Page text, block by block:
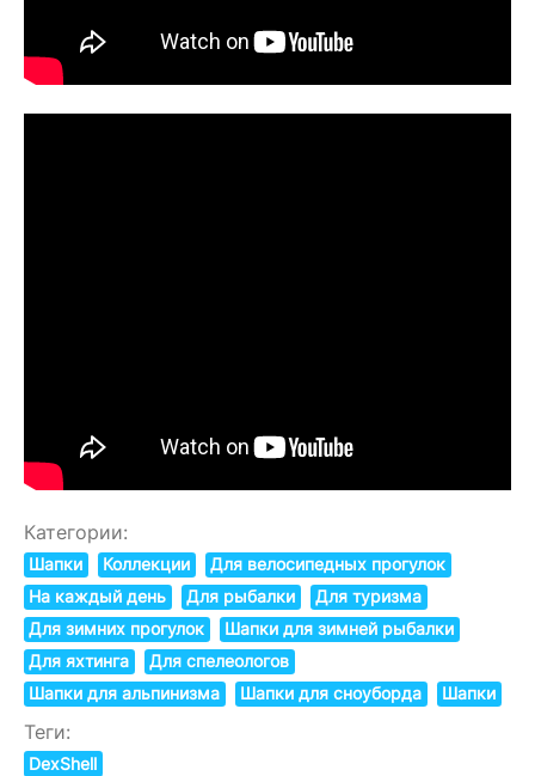
Категории:
Шапки Коллекции
Для велосипедных прогулок
На каждый день
Для рыбалки
Для туризма
Для зимних прогулок
Шапки для зимней рыбалки
Для яхтинга
Для спелеологов
Шапки для альпинизма
Шапки для сноуборда Шапки
Теги:
DexShell